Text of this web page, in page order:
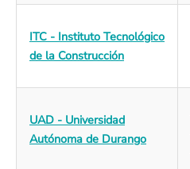
ITC - Instituto Tecnológico
de la Construcción
UAD - Universidad
Autónoma de Durango